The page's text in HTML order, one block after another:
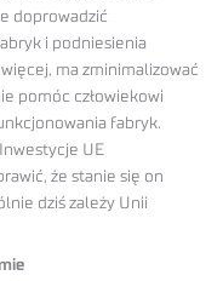
doprowadzić
i podniesienia
ma zminimalizować
pomóc człowiekowi
fabryk.
UE
że stanie się on
dziś zależy Unii